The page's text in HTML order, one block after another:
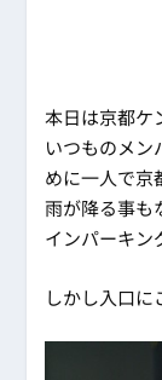
本日は京都ケ
いつものメン
めに一人で京
雨が降る事も
インパーキン
しかし入口に